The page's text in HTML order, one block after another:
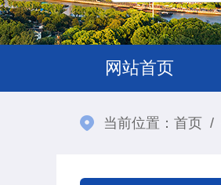
网站首页
当前位置： 首页 /